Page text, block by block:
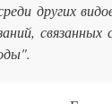
других
связанных